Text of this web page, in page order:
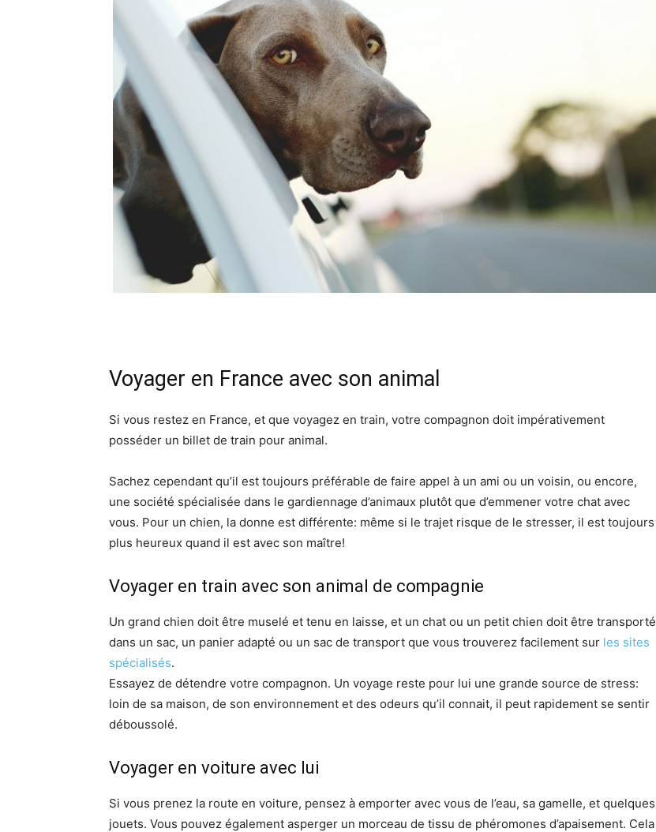
Voyager en France avec son animal
Si vous restez en France, et que voyagez en train, votre compagnon doit impérativement
posséder un billet de train pour animal.
Sachez cependant qu’il est toujours préférable de faire appel à un ami ou un voisin, ou encore,
une société spécialisée dans le gardiennage d’animaux plutôt que d’emmener votre chat avec
vous. Pour un chien, la donne est différente: même si le trajet risque de le stresser, il est toujours
plus heureux quand il est avec son maître!
Voyager en train avec son animal de compagnie
Un grand chien doit être muselé et tenu en laisse, et un chat ou un petit chien doit être transporté
dans un sac, un panier adapté ou un sac de transport que vous trouverez facilement sur les sites
spécialisés.
Essayez de détendre votre compagnon. Un voyage reste pour lui une grande source de stress:
loin de sa maison, de son environnement et des odeurs qu’il connait, il peut rapidement se sentir
déboussolé.
Voyager en voiture avec lui
Si vous prenez la route en voiture, pensez à emporter avec vous de l’eau, sa gamelle, et quelques
jouets. Vous pouvez également asperger un morceau de tissu de phéromones d’apaisement. Cela